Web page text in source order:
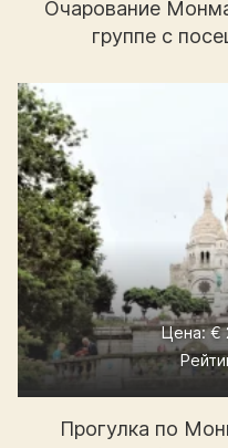
Очарование
группе с
Прогулка по